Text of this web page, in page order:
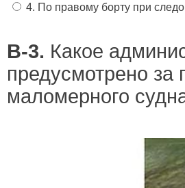
4. По правому борту при
В-3. Какое
предусмотрено за
маломерного